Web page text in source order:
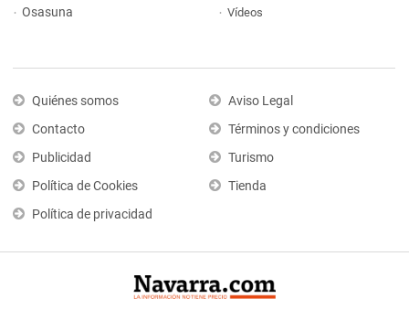
Osasuna
Vídeos
Quiénes somos
Contacto
Publicidad
Política de Cookies
Política de privacidad
Aviso Legal
Términos y condiciones
Turismo
Tienda